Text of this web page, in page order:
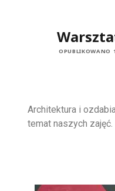
OPUBLIKOWANO
Architektura i
temat naszych zajęć.